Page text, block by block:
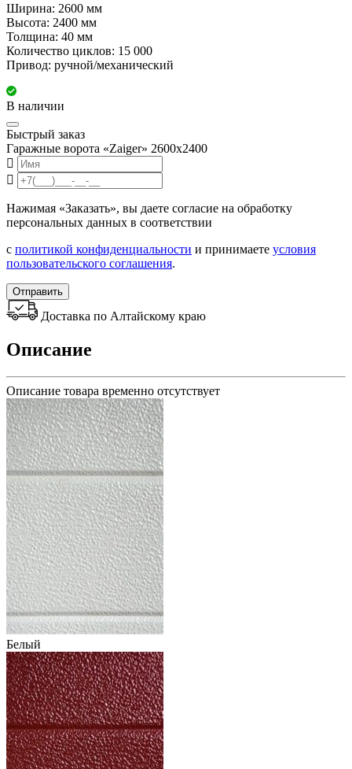
Ширина: 2600 мм
Высота: 2400 мм
Толщина: 40 мм
Количество циклов: 15 000
Привод: ручной/механический
В наличии
Быстрый заказ
Гаражные ворота «Zaiger» 2600х2400
Нажимая «Заказать», вы даете согласие на обработку
персональных данных в соответствии
с политикой конфиденциальности и принимаете условия
пользовательского соглашения.
Отправить
Доставка по Алтайскому краю
Описание
Описание товара временно отсутствует
Белый